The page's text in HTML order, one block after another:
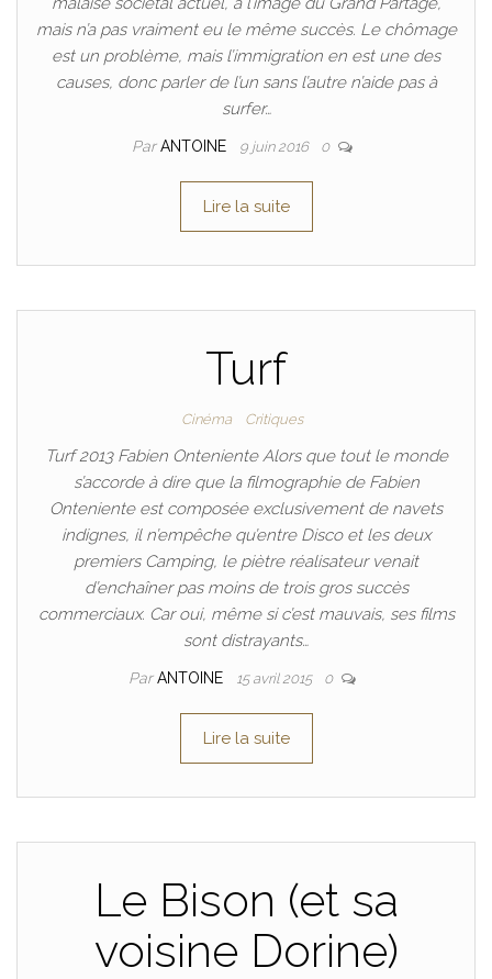
mais n’a pas vraiment eu le même succès. Le chômage
est un problème, mais l’immigration en est une des
causes, donc parler de l’un sans l’autre n’aide pas à
surfer…
ParANTOINE 9 juin 2016 0
Lire la suite
Turf
Cinéma Critiques
Turf 2013 Fabien Onteniente Alors que tout le monde
s’accorde à dire que la filmographie de Fabien
Onteniente est composée exclusivement de navets
indignes, il n’empêche qu’entre Disco et les deux
premiers Camping, le piètre réalisateur venait
d’enchaîner pas moins de trois gros succès
commerciaux. Car oui, même si c’est mauvais, ses films
sont distrayants…
ParANTOINE 15 avril 2015 0
Lire la suite
Le Bison (et sa
voisine Dorine)